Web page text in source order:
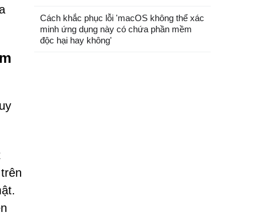
Cách khắc phục lỗi 'macOS không thể xác
minh ứng dụng này có chứa phần mềm
độc hại hay không'